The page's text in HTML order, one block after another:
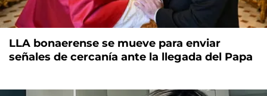
LLA bonaerense se mueve para enviar
señales de cercanía ante la llegada del Papa